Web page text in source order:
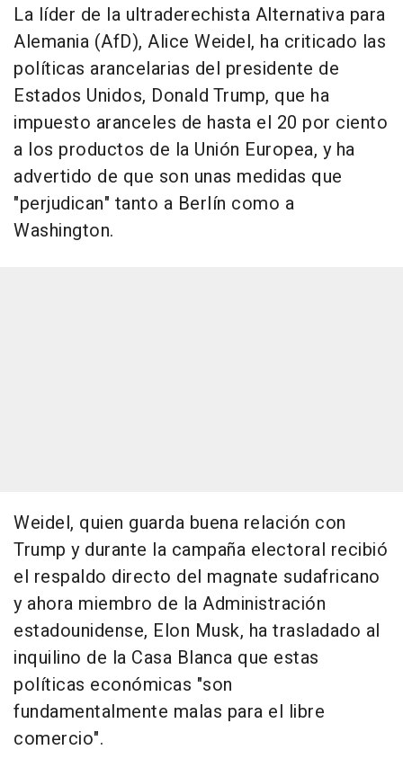
La líder de la ultraderechista Alternativa para
Alemania (AfD), Alice Weidel, ha criticado las
políticas arancelarias del presidente de
Estados Unidos, Donald Trump, que ha
impuesto aranceles de hasta el 20 por ciento
a los productos de la Unión Europea, y ha
advertido de que son unas medidas que
"perjudican" tanto a Berlín como a
Washington.
Weidel, quien guarda buena relación con
Trump y durante la campaña electoral recibió
el respaldo directo del magnate sudafricano
y ahora miembro de la Administración
estadounidense, Elon Musk, ha trasladado al
inquilino de la Casa Blanca que estas
políticas económicas "son
fundamentalmente malas para el libre
comercio".